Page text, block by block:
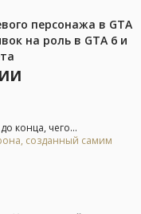
персонажа в GTA
на роль в GTA 6 и
конца, чего...
созданный самим